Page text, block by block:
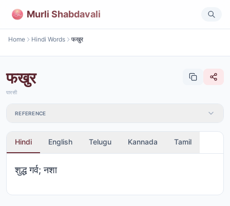
Murli Shabdavali
Home Hindi Words फखुर
फखुर
पारसी
REFERENCE
Hindi English Telugu Kannada Tamil
शुद्ध गर्व; नशा